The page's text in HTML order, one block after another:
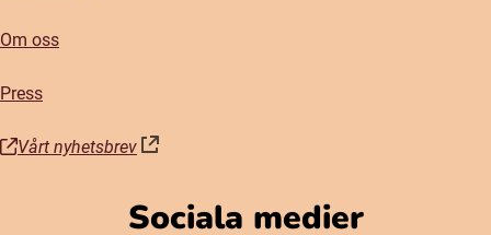
Om oss
Press
Vårt nyhetsbrev
(öppnas i nytt fönster)
Sociala medier